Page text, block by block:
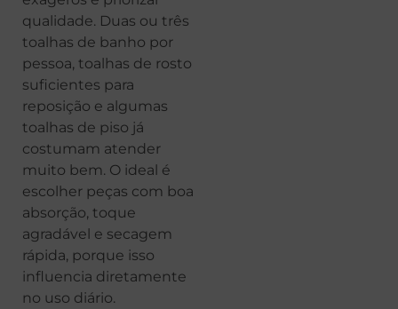
qualidade. Duas ou três
toalhas de banho por
pessoa, toalhas de rosto
suficientes para
reposição e algumas
toalhas de piso já
costumam atender
muito bem. O ideal é
escolher peças com boa
absorção, toque
agradável e secagem
rápida, porque isso
influencia diretamente
no uso diário.